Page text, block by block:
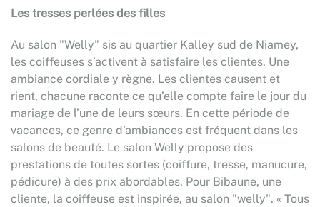
Les tresses perlées des filles
Au salon "Welly" sis au quartier Kalley sud de Niamey,
les coiffeuses s’activent à satisfaire les clientes. Une
ambiance cordiale y règne. Les clientes causent et
rient, chacune raconte ce qu’elle compte faire le jour du
mariage de l’une de leurs sœurs. En cette période de
vacances, ce genre d’ambiances est fréquent dans les
salons de beauté. Le salon Welly propose des
prestations de toutes sortes (coiffure, tresse, manucure,
pédicure) à des prix abordables. Pour Bibaune, une
cliente, la coiffeuse est inspirée, au salon "welly". « Tous